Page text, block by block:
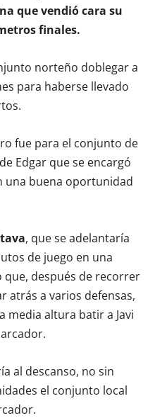
que vendió cara su
finales.
norteño doblegar a
para haberse llevado
fue para el conjunto de
Edgar que se encargó
una buena oportunidad
, que se adelantaría
de juego en una
después de recorrer
atrás a varios defensas,
media altura batir a Javi
al descanso, no sin
el conjunto local